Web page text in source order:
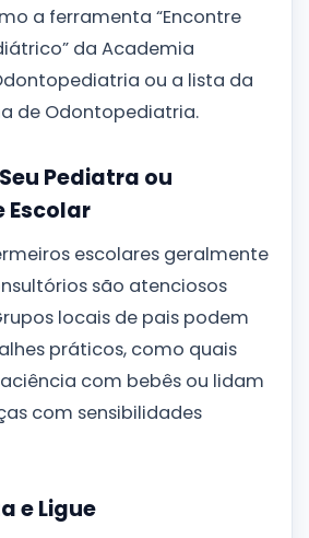
a ferramenta “Encontre
da Academia
ou a lista da
de Odontopediatria.
Pediatra ou
Escolar
escolares geralmente
são atenciosos
locais de pais podem
práticos, como quais
com bebês ou lidam
com sensibilidades
e Ligue